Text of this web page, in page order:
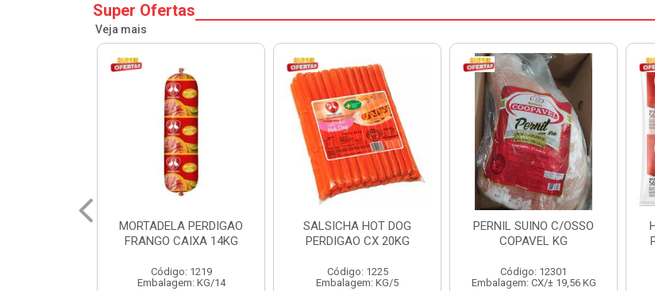
Super Ofertas
Veja mais
SALSICHA HOT DOG
PERDIGAO CX 20KG
Código: 1225
Embalagem: KG/5
PERNIL SUINO C/OSSO
COPAVEL KG
Código: 12301
Embalagem: CX/± 19,56 KG
HAMBURGUER BOVINO
PERDIGAO CX 2,016KG
Código: 1263
Embalagem: CX/1